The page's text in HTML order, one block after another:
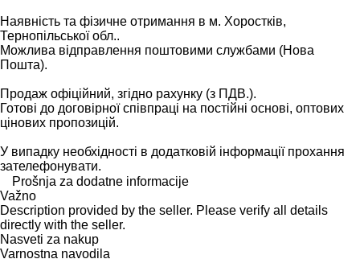
Наявність та фізичне отримання в м. Хоростків,
Тернопільської обл..
Можлива відправлення поштовими службами (Нова
Пошта).
Продаж офіційний, згідно рахунку (з ПДВ.).
Готові до договірної співпраці на постійні основі, оптових
цінових пропозицій.
У випадку необхідності в додатковій інформації прохання
зателефонувати.
Prošnja za dodatne informacije
Važno
Description provided by the seller. Please verify all details
directly with the seller.
Nasveti za nakup
Varnostna navodila